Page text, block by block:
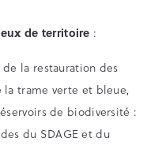
de territoire :
la restauration des
trame verte et bleue,
de biodiversité :
du SDAGE et du